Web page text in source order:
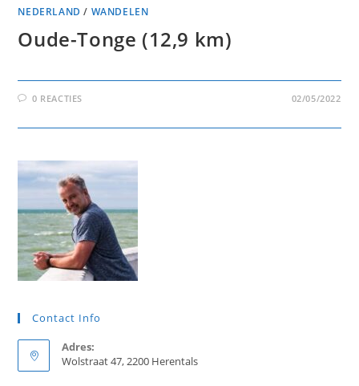
NEDERLAND / WANDELEN
Oude-Tonge (12,9 km)
0 REACTIES 02/05/2022
Contact Info
Adres:
Wolstraat 47, 2200 Herentals